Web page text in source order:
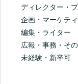
ディレクター・
企画・マーケテ
編集・ライター
広報・事務・そ
未経験・新卒可